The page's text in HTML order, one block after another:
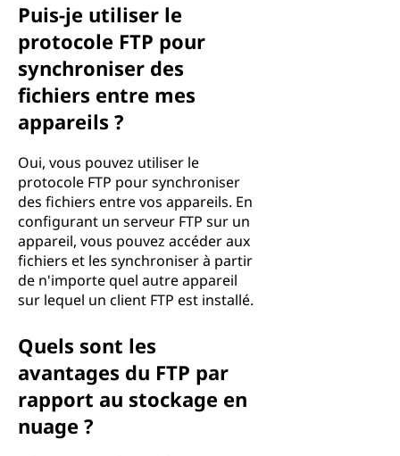
Puis-je utiliser le
protocole FTP pour
synchroniser des
fichiers entre mes
appareils ?
Oui, vous pouvez utiliser le
protocole FTP pour synchroniser
des fichiers entre vos appareils. En
configurant un serveur FTP sur un
appareil, vous pouvez accéder aux
fichiers et les synchroniser à partir
de n'importe quel autre appareil
sur lequel un client FTP est installé.
Quels sont les
avantages du FTP par
rapport au stockage en
nuage ?